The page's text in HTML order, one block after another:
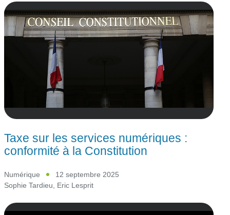
Taxe sur les services numériques :
conformité à la Constitution
Numérique
12 septembre 2025
Sophie Tardieu, Eric Lesprit